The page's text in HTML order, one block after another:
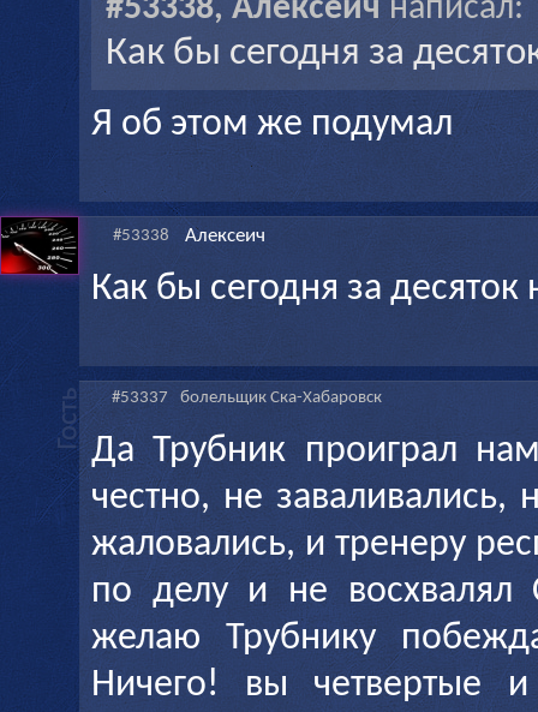
#53338, Алексеич написал:
Как бы сегодня за
Я об этом же подумал
#53338 Алексеич
Как бы сегодня за десяток
#53337 болельщик Ска-Хабаровск
Да Трубник проиграл
честно, не
жаловались, и тренеру
по делу и не
желаю Трубнику
Ничего! вы четвертые